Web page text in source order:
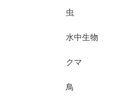
虫
水中生物
クマ
鳥